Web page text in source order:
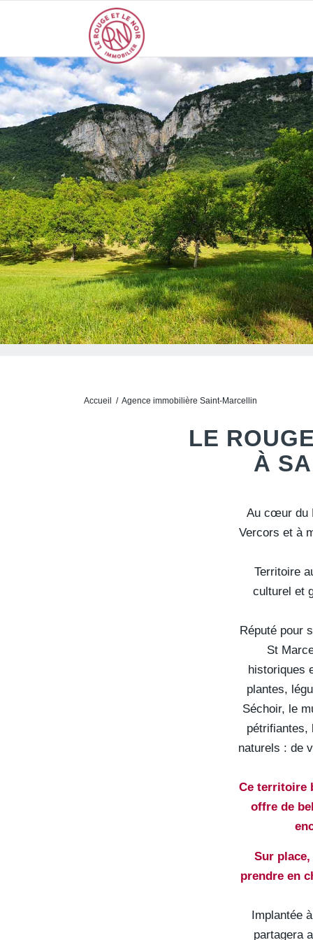
Accueil / Agence immobilière Saint-Marcellin
LE
À
Au cœur du
Vercors et à
Territoire
culturel et
Réputé pour
St
historiques
plantes,
Séchoir, le
pétrifiantes,
naturels : de
Ce territoire
offre de
Sur
prendre en
Implantée
partagera